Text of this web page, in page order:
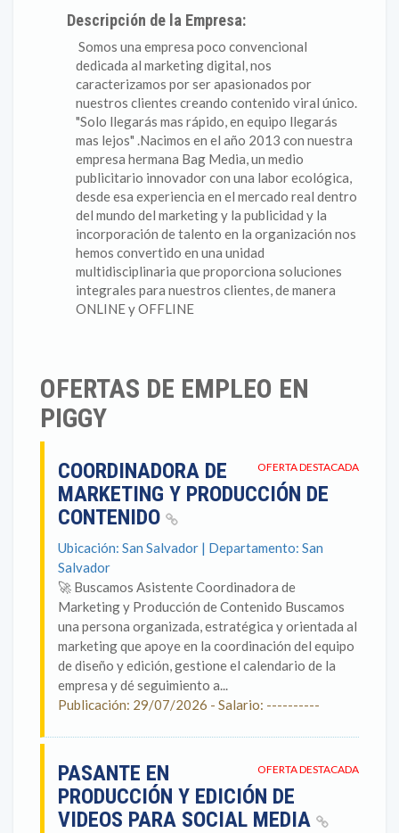
Descripción de la Empresa:
Somos una empresa poco convencional
dedicada al marketing digital, nos
caracterizamos por ser apasionados por
nuestros clientes creando contenido viral único.
"Solo llegarás mas rápido, en equipo llegarás
mas lejos" .Nacimos en el año 2013 con nuestra
empresa hermana Bag Media, un medio
publicitario innovador con una labor ecológica,
desde esa experiencia en el mercado real dentro
del mundo del marketing y la publicidad y la
incorporación de talento en la organización nos
hemos convertido en una unidad
multidisciplinaria que proporciona soluciones
integrales para nuestros clientes, de manera
ONLINE y OFFLINE
OFERTAS DE EMPLEO EN
PIGGY
OFERTA DESTACADA
COORDINADORA DE
MARKETING Y PRODUCCIÓN DE
CONTENIDO
Ubicación: San Salvador | Departamento: San
Salvador
🚀 Buscamos Asistente Coordinadora de
Marketing y Producción de Contenido Buscamos
una persona organizada, estratégica y orientada al
marketing que apoye en la coordinación del equipo
de diseño y edición, gestione el calendario de la
empresa y dé seguimiento a...
Publicación: 29/07/2026 - Salario: ----------
OFERTA DESTACADA
PASANTE EN
PRODUCCIÓN Y EDICIÓN DE
VIDEOS PARA SOCIAL MEDIA